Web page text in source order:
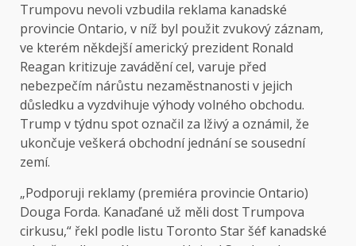
Trumpovu nevoli vzbudila reklama kanadské
provincie Ontario, v níž byl použit zvukový záznam,
ve kterém někdejší americký prezident Ronald
Reagan kritizuje zavádění cel, varuje před
nebezpečím nárůstu nezaměstnanosti v jejich
důsledku a vyzdvihuje výhody volného obchodu.
Trump v týdnu spot označil za lživý a oznámil, že
ukončuje veškerá obchodní jednání se sousední
zemí.
„Podporuji reklamy (premiéra provincie Ontario)
Douga Forda. Kanaďané už měli dost Trumpova
cirkusu,“ řekl podle listu Toronto Star šéf kanadské